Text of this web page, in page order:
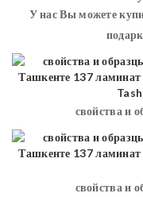
У нас Вы можете
свойства и
свойства и